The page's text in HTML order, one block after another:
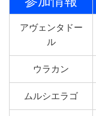
アヴェンタドー
ル
ウラカン
ムルシエラゴ